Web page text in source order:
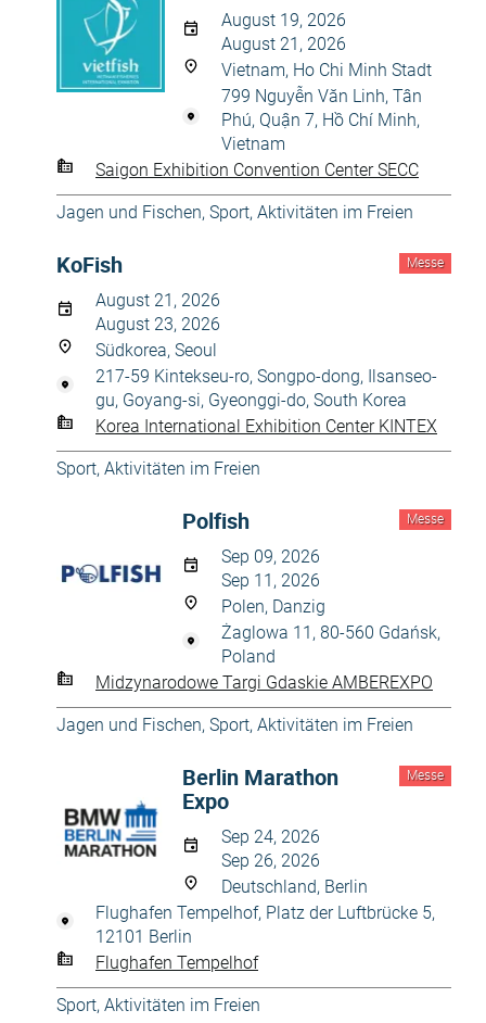
August 19, 2026
August 21, 2026
Vietnam, Ho Chi Minh Stadt
799 Nguyễn Văn Linh, Tân
Phú, Quận 7, Hồ Chí Minh,
Vietnam
Saigon Exhibition Convention Center SECC
Jagen und Fischen, Sport, Aktivitäten im Freien
Messe
KoFish
August 21, 2026
August 23, 2026
Südkorea, Seoul
217-59 Kintekseu-ro, Songpo-dong, Ilsanseo-
gu, Goyang-si, Gyeonggi-do, South Korea
Korea International Exhibition Center KINTEX
Sport, Aktivitäten im Freien
Messe
Polfish
Sep 09, 2026
Sep 11, 2026
Polen, Danzig
Żaglowa 11, 80-560 Gdańsk,
Poland
Midzynarodowe Targi Gdaskie AMBEREXPO
Jagen und Fischen, Sport, Aktivitäten im Freien
Messe
Berlin Marathon
Expo
Sep 24, 2026
Sep 26, 2026
Deutschland, Berlin
Flughafen Tempelhof, Platz der Luftbrücke 5,
12101 Berlin
Flughafen Tempelhof
Sport, Aktivitäten im Freien